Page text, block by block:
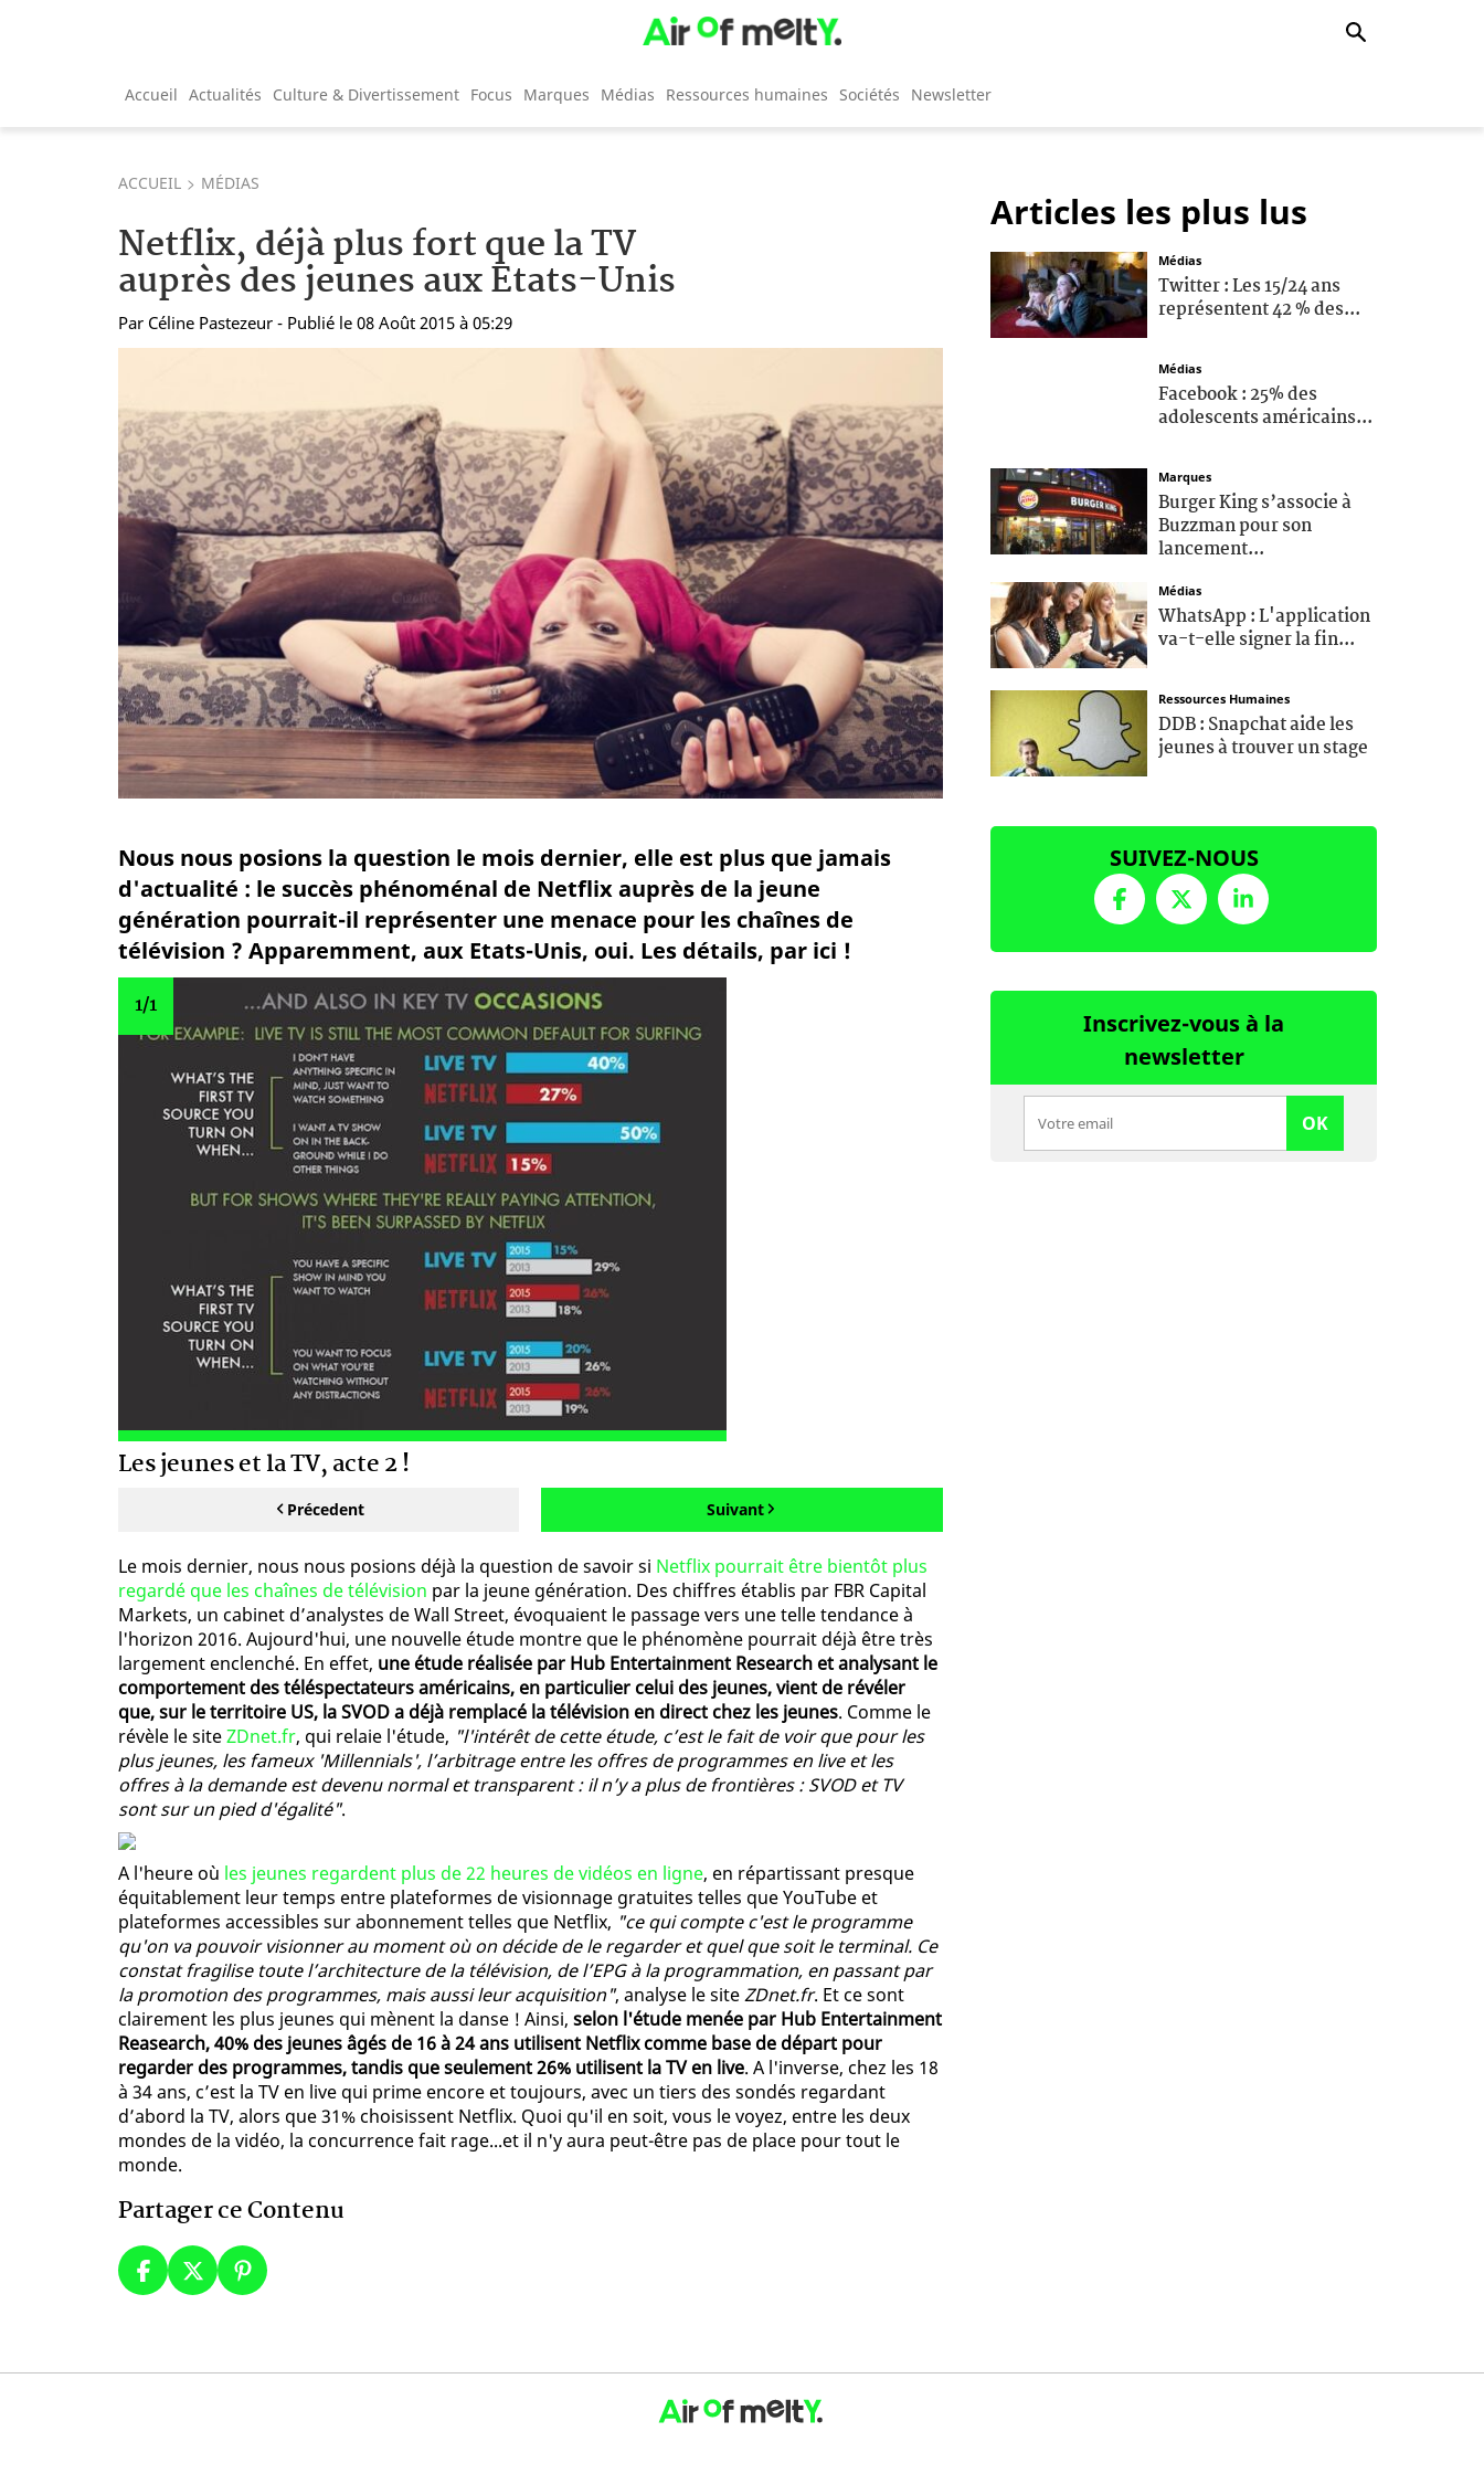
Accueil Actualités Culture & Divertissement Focus Marques Médias Ressources humaines Sociétés Newsletter
ACCUEIL MÉDIAS
Netflix, déjà plus fort que la TV
auprès des jeunes aux Etats-Unis
Par Céline Pastezeur - Publié le 08 Août 2015 à 05:29
Nous nous posions la question le mois dernier, elle est plus que jamais
d'actualité : le succès phénoménal de Netflix auprès de la jeune
génération pourrait-il représenter une menace pour les chaînes de
télévision ? Apparemment, aux Etats-Unis, oui. Les détails, par ici !
1/1
Les jeunes et la TV, acte 2 !
Précedent Suivant
Le mois dernier, nous nous posions déjà la question de savoir si Netflix pourrait être bientôt plus
regardé que les chaînes de télévision par la jeune génération. Des chiffres établis par FBR Capital
Markets, un cabinet d’analystes de Wall Street, évoquaient le passage vers une telle tendance à
l'horizon 2016. Aujourd'hui, une nouvelle étude montre que le phénomène pourrait déjà être très
largement enclenché. En effet, une étude réalisée par Hub Entertainment Research et analysant le
comportement des téléspectateurs américains, en particulier celui des jeunes, vient de révéler
que, sur le territoire US, la SVOD a déjà remplacé la télévision en direct chez les jeunes. Comme le
révèle le siteZDnet.fr, qui relaie l'étude, "l'intérêt de cette étude, c’est le fait de voir que pour les
plus jeunes, les fameux 'Millennials', l’arbitrage entre les offres de programmes en live et les
offres à la demande est devenu normal et transparent : il n’y a plus de frontières : SVOD et TV
sont sur un pied d'égalité".
A l'heure où les jeunes regardent plus de 22 heures de vidéos en ligne, en répartissant presque
équitablement leur temps entre plateformes de visionnage gratuites telles que YouTube et
plateformes accessibles sur abonnement telles que Netflix, "ce qui compte c'est le programme
qu'on va pouvoir visionner au moment où on décide de le regarder et quel que soit le terminal. Ce
constat fragilise toute l’architecture de la télévision, de l’EPG à la programmation, en passant par
la promotion des programmes, mais aussi leur acquisition", analyse le siteZDnet.fr. Et ce sont
clairement les plus jeunes qui mènent la danse ! Ainsi, selon l'étude menée par Hub Entertainment
Reasearch, 40% des jeunes âgés de 16 à 24 ans utilisent Netflix comme base de départ pour
regarder des programmes, tandis que seulement 26% utilisent la TV en live. A l'inverse, chez les 18
à 34 ans, c’est la TV en live qui prime encore et toujours, avec un tiers des sondés regardant
d’abord la TV, alors que 31% choisissent Netflix. Quoi qu'il en soit, vous le voyez, entre les deux
mondes de la vidéo, la concurrence fait rage...et il n'y aura peut-être pas de place pour tout le
monde.
Partager ce Contenu
Articles les plus lus
Médias
Twitter : Les 15/24 ans
représentent 42 % des...
Médias
Facebook : 25% des
adolescents américains...
Marques
Burger King s’associe à
Buzzman pour son
lancement...
Médias
WhatsApp : L'application
va-t-elle signer la fin...
Ressources Humaines
DDB : Snapchat aide les
jeunes à trouver un stage
SUIVEZ-NOUS
Inscrivez-vous à la
newsletter
OK